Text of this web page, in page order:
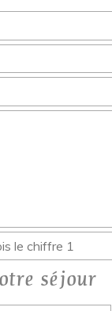
séjour